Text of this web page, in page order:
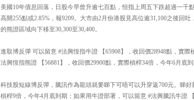
美國10年債息回落，日股今早曾升逾七百點，恒指上周五下跌超過一千
高開255點或2.85%，報9209。大市由2月份港股見高位逾31,100之後回
的熊證區域向下移至30,300至30,400。
進取博反彈 可以留意 #法興恆指牛證 【65908】，收回價28948點，實
法興恆指熊證 【56881】，收回價29900點，實際槓桿34倍，今年6月底到
科技股短線博反彈，騰訊作為龍頭就要睇下可唔可以升穿返700元。睇
槓桿9倍，今年4月底到期；如果用牛證部署，可以留意 #法興騰訊牛證